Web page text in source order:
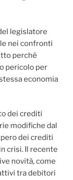
legislatore
nei confronti
perché
pericolo per
economia
dei crediti
modifiche dal
dei crediti
crisi. Il recente
novità, come
tra debitori